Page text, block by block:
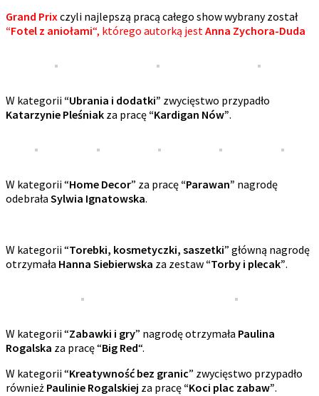
Grand Prixczyli najlepszą pracą całego show wybrany został
“Fotel z aniołami“, którego autorką jestAnna Zychora-Duda
W kategorii “Ubrania i dodatki” zwycięstwo przypadło
Katarzynie Pleśniak za pracę “Kardigan Nów”.
W kategorii “Home Decor” za pracę “Parawan” nagrodę
odebrała Sylwia Ignatowska.
W kategorii “Torebki, kosmetyczki, saszetki” główną nagrodę
otrzymała Hanna Siebierwska za zestaw “Torby i plecak”.
W kategorii “Zabawki i gry” nagrodę otrzymała Paulina
Rogalska za pracę “Big Red“.
W kategorii “Kreatywność bez granic” zwycięstwo przypadło
również Paulinie Rogalskiej za pracę “Koci plac zabaw”.